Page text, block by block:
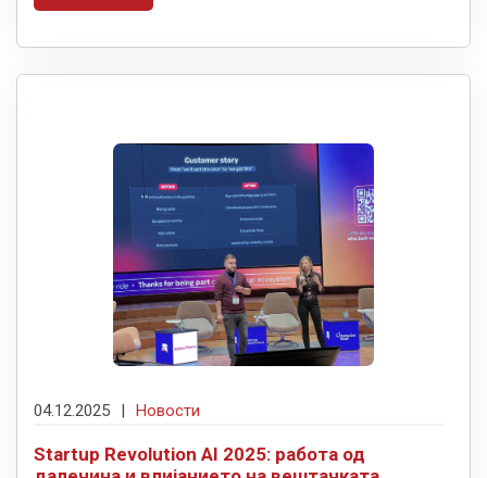
04.12.2025 | Новости
Startup Revolution AI 2025: работа од